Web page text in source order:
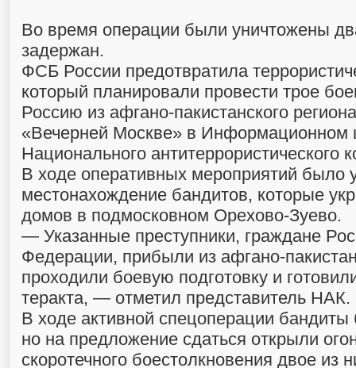
Во время операции были уничтожены
задержан.
ФСБ России предотвратила
который планировали провести трое
Россию из афгано-пакистанского
«Вечерней Москве» в Информационном
Национального антитеррористического
В ходе оперативных мероприятий было
местонахождение бандитов, которые
домов в подмосковном Орехово-Зуево.
— Указанные преступники, граждане
Федерации, прибыли из афгано-
проходили боевую подготовку и
теракта, — отметил представитель НАК.
В ходе активной спецоперации
но на предложение сдаться открыли
скоротечного боестолкновения двое из